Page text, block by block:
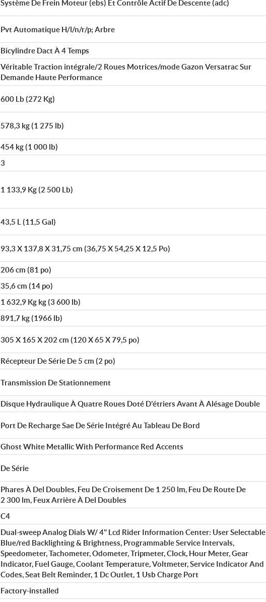
Système De Frein Moteur (ebs) Et Contrôle Actif De Descente (adc)
Pvt Automatique H/l/n/r/p; Arbre
Bicylindre Dact À 4 Temps
Véritable Traction intégrale/2 Roues Motrices/mode Gazon Versatrac Sur
Demande Haute Performance
600 Lb (272 Kg)
578,3 kg (1 275 lb)
454 kg (1 000 lb)
3
1 133,9 Kg (2 500 Lb)
43,5 L (11,5 Gal)
93,3 X 137,8 X 31,75 cm (36,75 X 54,25 X 12,5 Po)
206 cm (81 po)
35,6 cm (14 po)
1 632,9 Kg kg (3 600 lb)
891,7 kg (1966 lb)
305 X 165 X 202 cm (120 X 65 X 79,5 po)
Récepteur De Série De 5 cm (2 po)
Transmission De Stationnement
Disque Hydraulique À Quatre Roues Doté D'étriers Avant À Alésage Double
Port De Recharge Sae De Série Intégré Au Tableau De Bord
Ghost White Metallic With Performance Red Accents
De Série
Phares À Del Doubles, Feu De Croisement De 1 250 lm, Feu De Route De
2 300 lm, Feux Arrière À Del Doubles
C4
Dual-sweep Analog Dials W/ 4" Lcd Rider Information Center: User Selectable
Blue/red Backlighting & Brightness, Programmable Service Intervals,
Speedometer, Tachometer, Odometer, Tripmeter, Clock, Hour Meter, Gear
Indicator, Fuel Gauge, Coolant Temperature, Voltmeter, Service Indicator And
Codes, Seat Belt Reminder, 1 Dc Outlet, 1 Usb Charge Port
Factory-installed